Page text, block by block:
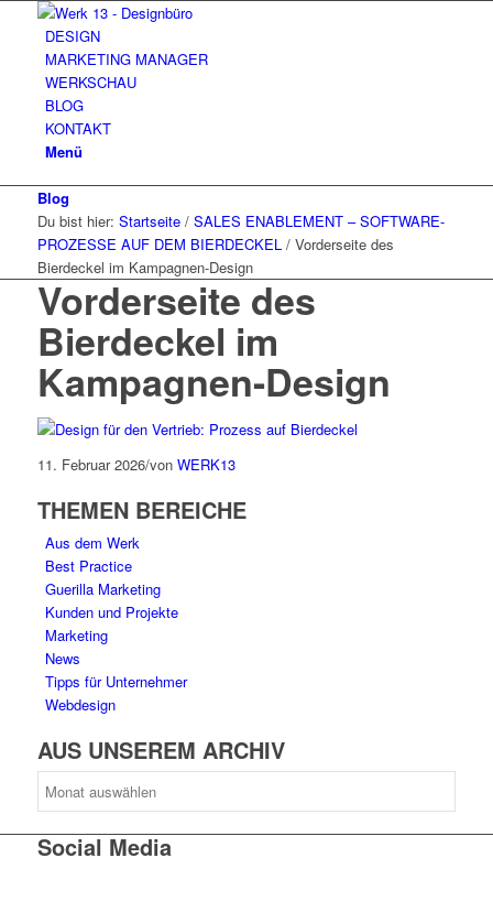
DESIGN
MARKETING MANAGER
WERKSCHAU
BLOG
KONTAKT
Menü
Blog
Du bist hier: Startseite / SALES ENABLEMENT – SOFTWARE-
PROZESSE AUF DEM BIERDECKEL / Vorderseite des
Bierdeckel im Kampagnen-Design
Vorderseite des
Bierdeckel im
Kampagnen-Design
11. Februar 2026/von WERK13
THEMEN BEREICHE
Aus dem Werk
Best Practice
Guerilla Marketing
Kunden und Projekte
Marketing
News
Tipps für Unternehmer
Webdesign
AUS UNSEREM ARCHIV
Social Media